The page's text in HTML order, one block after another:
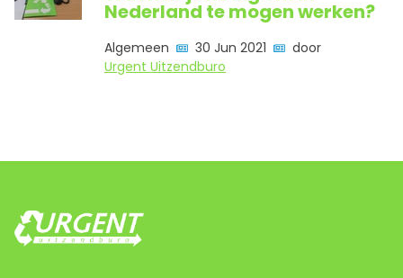
Nederland te mogen werken?
Algemeen 30 Jun 2021
door
Urgent Uitzendburo